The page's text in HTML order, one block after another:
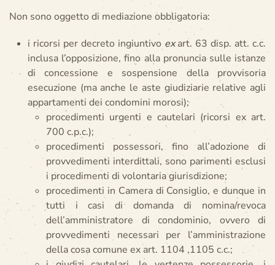
Non sono oggetto di mediazione obbligatoria:
i ricorsi per decreto ingiuntivo exart. 63 disp. att. c.c.
inclusa l’opposizione, fino alla pronuncia sulle istanze
di concessione e sospensione della provvisoria
esecuzione (ma anche le aste giudiziarie relative agli
appartamenti dei condomini morosi);
procedimenti urgenti e cautelari (ricorsi ex art.
700 c.p.c.);
procedimenti possessori, fino all’adozione di
provvedimenti interdittali, sono parimenti esclusi
i procedimenti di volontaria giurisdizione;
procedimenti in Camera di Consiglio, e dunque in
tutti i casi di domanda di nomina/revoca
dell’amministratore di condominio, ovvero di
provvedimenti necessari per l’amministrazione
della cosa comune ex art. 1104 ,1105 c.c.;